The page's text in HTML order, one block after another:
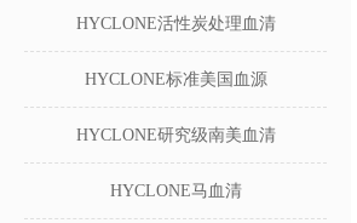
HYCLONE活性炭处理血清
HYCLONE标准美国血源
HYCLONE研究级南美血清
HYCLONE马血清